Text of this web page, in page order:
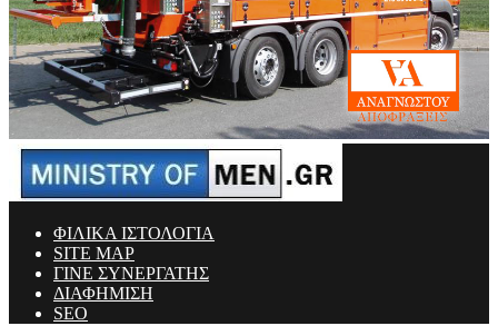
ΦΙΛΙΚΑ ΙΣΤΟΛΟΓΙΑ
SITE MAP
ΓΙΝΕ ΣΥΝΕΡΓΑΤΗΣ
ΔΙΑΦΗΜΙΣΗ
SEO